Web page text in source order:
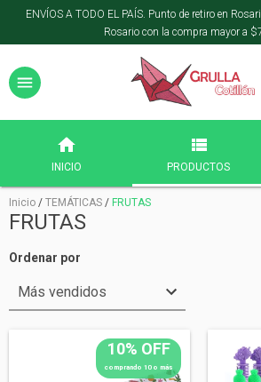
ENVÍOS A TODO EL PAÍS. Punto de retiro en
Rosario con la compra mayor a
INICIO PRODUCTOS
Inicio / TEMÁTICAS / FRUTAS
FRUTAS
Ordenar por
10% OFF
comprando 10 o más